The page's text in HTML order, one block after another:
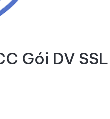
Gói DV SSL